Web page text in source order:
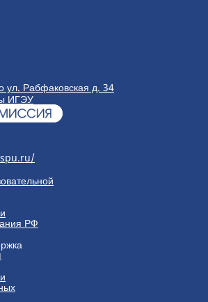
ул. Рабфаковская д. 34
ИГЭУ
РФ